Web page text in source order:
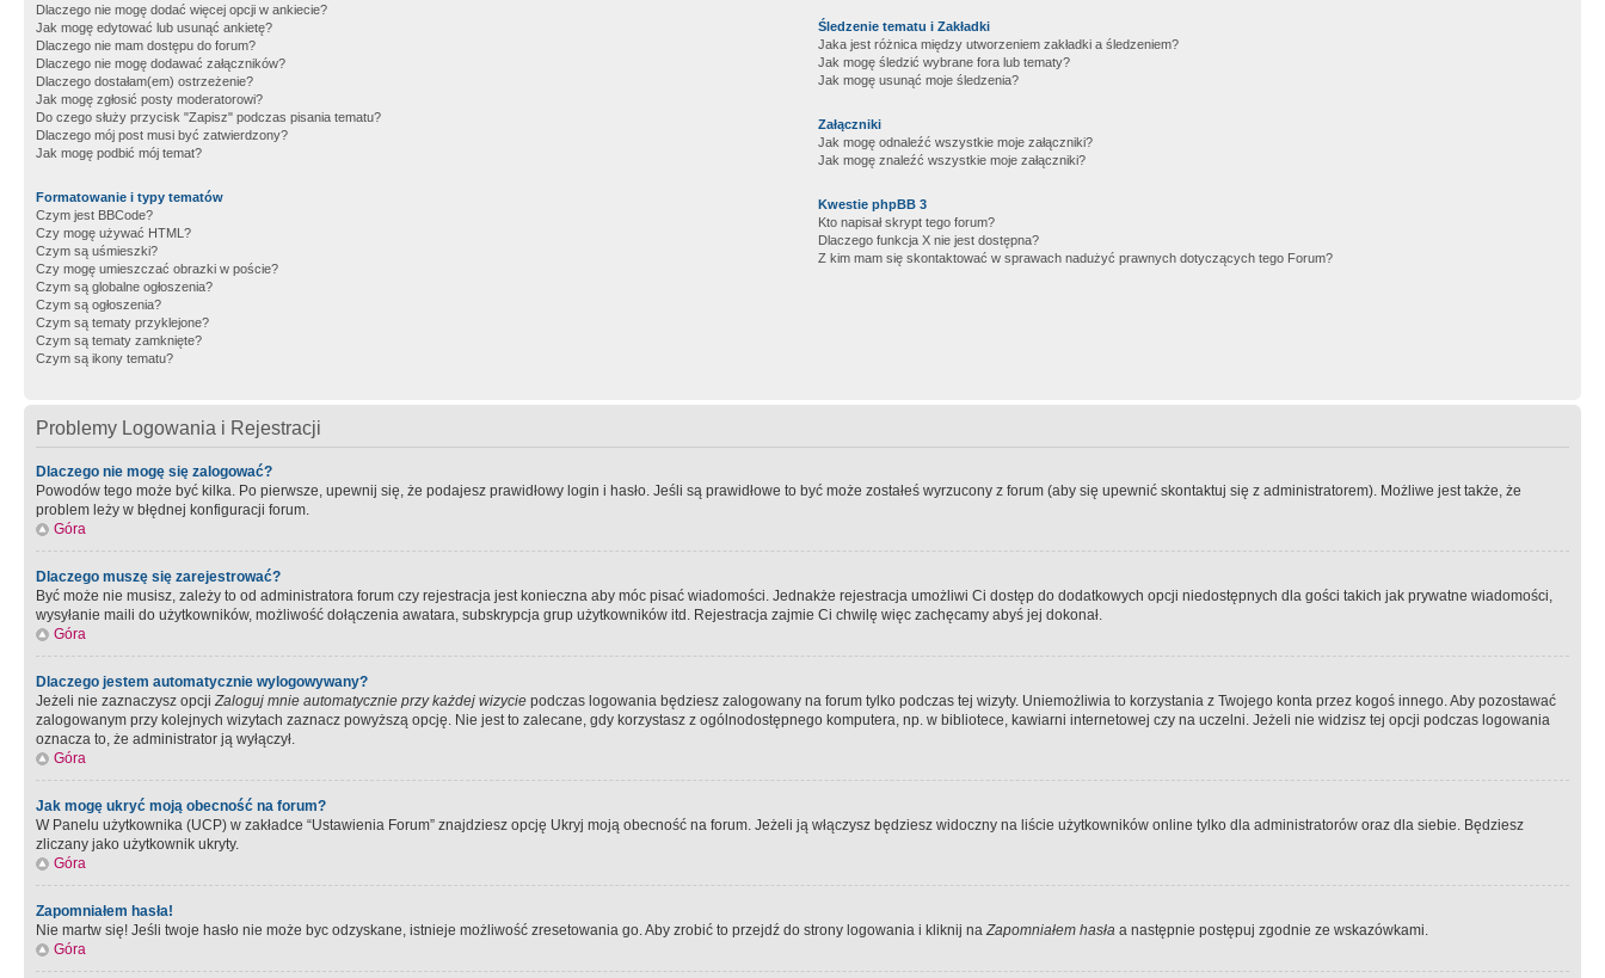
Dlaczego nie mogę dodać więcej opcji w ankiecie?
Jak mogę edytować lub usunąć ankietę?
Dlaczego nie mam dostępu do forum?
Dlaczego nie mogę dodawać załączników?
Dlaczego dostałam(em) ostrzeżenie?
Jak mogę zgłosić posty moderatorowi?
Do czego służy przycisk "Zapisz" podczas pisania tematu?
Dlaczego mój post musi być zatwierdzony?
Jak mogę podbić mój temat?
Formatowanie i typy tematów
Czym jest BBCode?
Czy mogę używać HTML?
Czym są uśmieszki?
Czy mogę umieszczać obrazki w poście?
Czym są globalne ogłoszenia?
Czym są ogłoszenia?
Czym są tematy przyklejone?
Czym są tematy zamknięte?
Czym są ikony tematu?
Śledzenie tematu i Zakładki
Jaka jest różnica między utworzeniem zakładki a śledzeniem?
Jak mogę śledzić wybrane fora lub tematy?
Jak mogę usunąć moje śledzenia?
Załączniki
Jak mogę odnaleźć wszystkie moje załączniki?
Jak mogę znaleźć wszystkie moje załączniki?
Kwestie phpBB 3
Kto napisał skrypt tego forum?
Dlaczego funkcja X nie jest dostępna?
Z kim mam się skontaktować w sprawach nadużyć prawnych dotyczących tego Forum?
Problemy Logowania i Rejestracji
Dlaczego nie mogę się zalogować?
Powodów tego może być kilka. Po pierwsze, upewnij się, że podajesz prawidłowy login i hasło. Jeśli są prawidłowe to być może zostałeś wyrzucony z forum (aby się upewnić skontaktuj się z administratorem). Możliwe jest także, że
problem leży w błędnej konfiguracji forum.
Góra
Dlaczego muszę się zarejestrować?
Być może nie musisz, zależy to od administratora forum czy rejestracja jest konieczna aby móc pisać wiadomości. Jednakże rejestracja umożliwi Ci dostęp do dodatkowych opcji niedostępnych dla gości takich jak prywatne wiadomości,
wysyłanie maili do użytkowników, możliwość dołączenia awatara, subskrypcja grup użytkowników itd. Rejestracja zajmie Ci chwilę więc zachęcamy abyś jej dokonał.
Góra
Dlaczego jestem automatycznie wylogowywany?
Jeżeli nie zaznaczysz opcjiZaloguj mnie automatycznie przy każdej wizycie podczas logowania będziesz zalogowany na forum tylko podczas tej wizyty. Uniemożliwia to korzystania z Twojego konta przez kogoś innego. Aby pozostawać
zalogowanym przy kolejnych wizytach zaznacz powyższą opcję. Nie jest to zalecane, gdy korzystasz z ogólnodostępnego komputera, np. w bibliotece, kawiarni internetowej czy na uczelni. Jeżeli nie widzisz tej opcji podczas logowania
oznacza to, że administrator ją wyłączył.
Góra
Jak mogę ukryć moją obecność na forum?
W Panelu użytkownika (UCP) w zakładce “Ustawienia Forum” znajdziesz opcję Ukryj moją obecność na forum. Jeżeli ją włączysz będziesz widoczny na liście użytkowników online tylko dla administratorów oraz dla siebie. Będziesz
zliczany jako użytkownik ukryty.
Góra
Zapomniałem hasła!
Nie martw się! Jeśli twoje hasło nie może byc odzyskane, istnieje możliwość zresetowania go. Aby zrobić to przejdź do strony logowania i kliknij naZapomniałem hasła a następnie postępuj zgodnie ze wskazówkami.
Góra